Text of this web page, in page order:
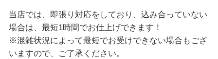
当店では、即張り対応をしており、込み合っていない
場合は、最短1時間でお仕上げできます！
※混雑状況によって最短でお受けできない場合もござ
いますので、ご了承ください。